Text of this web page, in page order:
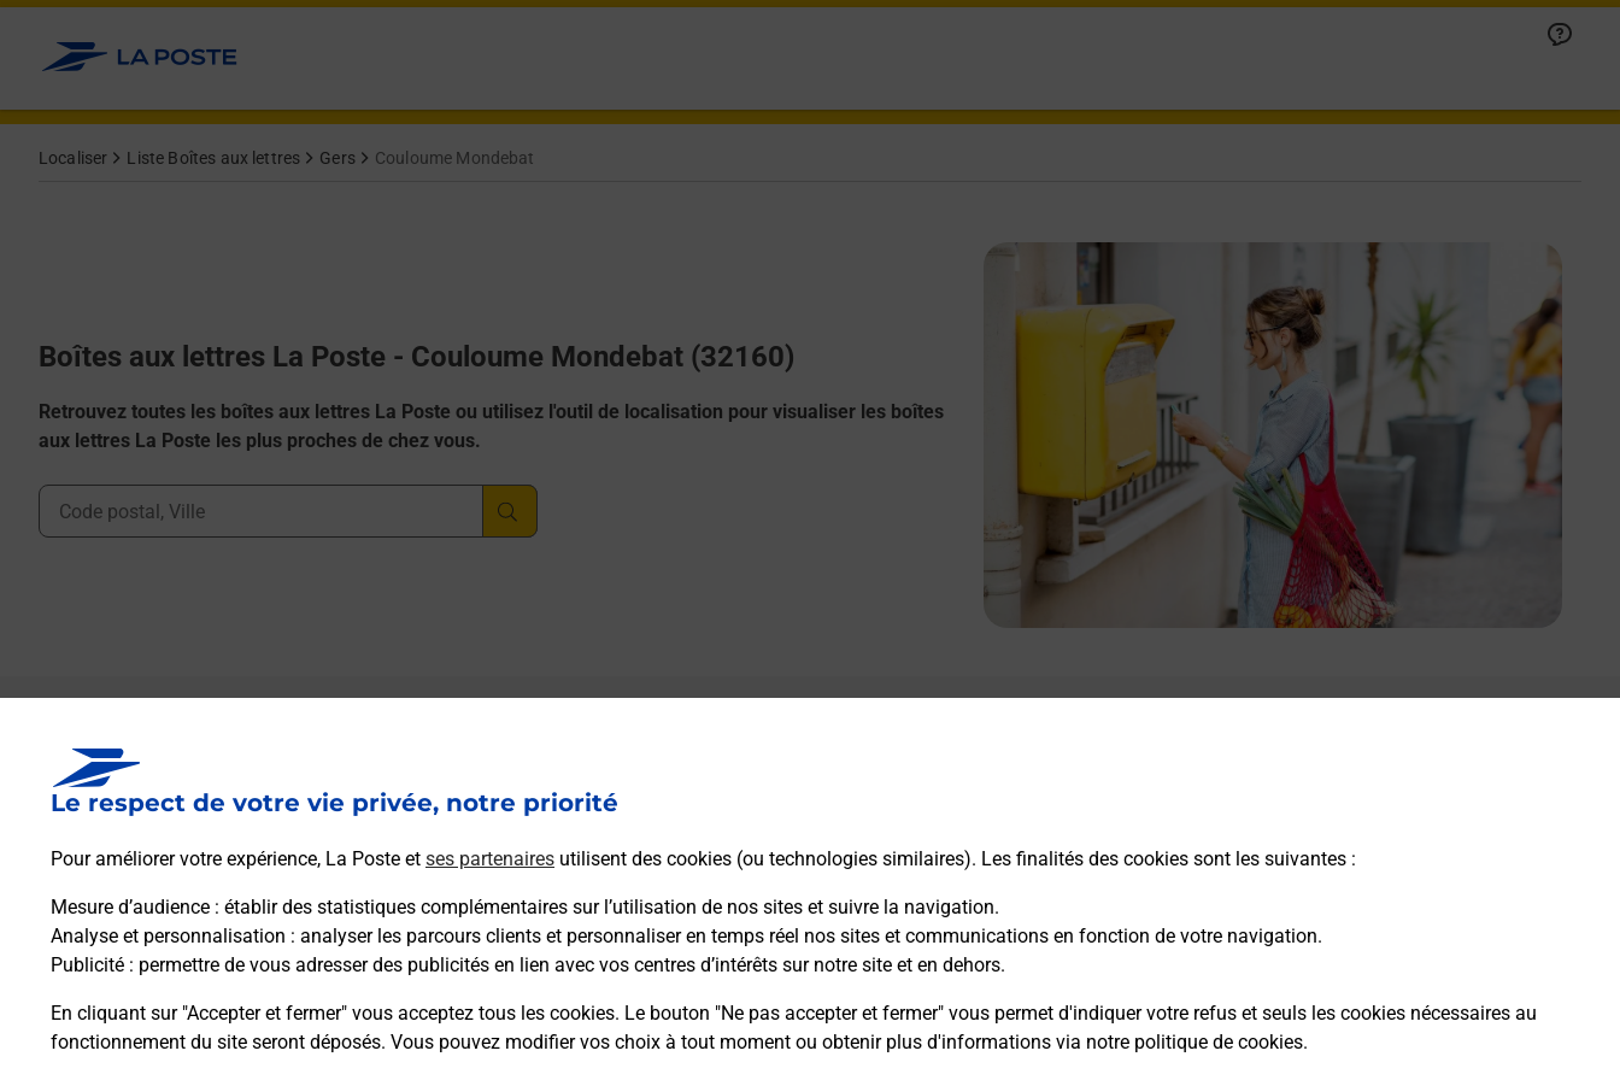
Le respect de votre vie privée, notre priorité
Pour améliorer votre expérience, La Poste et ses partenaires utilisent des cookies (ou technologies similaires). Les finalités des cookies sont les suivantes :
Mesure d’audience : établir des statistiques complémentaires sur l’utilisation de nos sites et suivre la navigation.
Analyse et personnalisation : analyser les parcours clients et personnaliser en temps réel nos sites et communications en fonction de votre navigation.
Publicité : permettre de vous adresser des publicités en lien avec vos centres d’intérêts sur notre site et en dehors.
En cliquant sur "Accepter et fermer" vous acceptez tous les cookies. Le bouton "Ne pas accepter et fermer" vous permet d'indiquer votre refus et seuls les cookies nécessaires au
fonctionnement du site seront déposés. Vous pouvez modifier vos choix à tout moment ou obtenir plus d'informations via notre politique de cookies.
Allez au contenu
Localiser Liste Boîtes aux lettres Gers Couloume Mondebat
Boîtes aux lettres La Poste - Couloume Mondebat (32160)
Retrouvez toutes les boîtes aux lettres La Poste ou utilisez l'outil de localisation pour visualiser les boîtes
aux lettres La Poste les plus proches de chez vous.
Ville, Département, Code Postal
Boîte aux Lettres La Poste
Prochaine collecte du courrier samedi à
32160 Couloume Mondebat
Itinéraire
Route Departementale 131
32160 Couloume Mondebat